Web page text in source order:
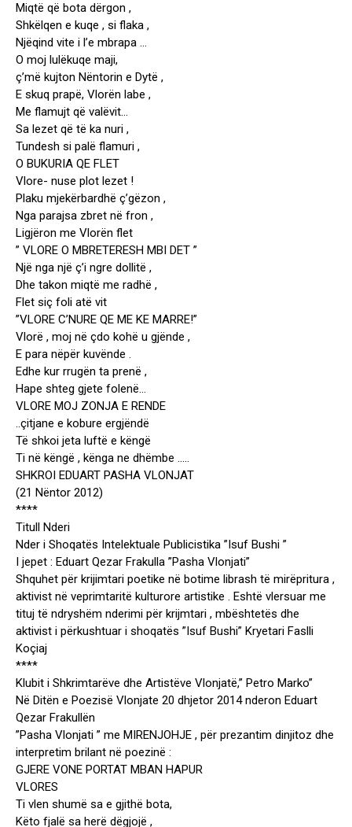
Miqtë që bota dërgon ,
Shkëlqen e kuqe , si flaka ,
Njëqind vite i l’e mbrapa …
O moj lulëkuqe maji,
ç’më kujton Nëntorin e Dytë ,
E skuq prapë, Vlorën labe ,
Me flamujt që valëvit…
Sa lezet që të ka nuri ,
Tundesh si palë flamuri ,
O BUKURIA QE FLET
Vlore- nuse plot lezet !
Plaku mjekërbardhë ç’gëzon ,
Nga parajsa zbret në fron ,
Ligjëron me Vlorën flet
” VLORE O MBRETERESH MBI DET ”
Një nga një ç’i ngre dollitë ,
Dhe takon miqtë me radhë ,
Flet siç foli atë vit
”VLORE C’NURE QE ME KE MARRE!”
Vlorë , moj në çdo kohë u gjënde ,
E para nëpër kuvënde .
Edhe kur rrugën ta prenë ,
Hape shteg gjete folenë…
VLORE MOJ ZONJA E RENDE
..çitjane e kobure ergjëndë
Të shkoi jeta luftë e këngë
Ti në këngë , kënga ne dhëmbe …..
SHKROI EDUART PASHA VLONJAT
(21 Nëntor 2012)
****
Titull Nderi
Nder i Shoqatës Intelektuale Publicistika ”Isuf Bushi ”
I jepet : Eduart Qezar Frakulla ”Pasha Vlonjati”
Shquhet për krijimtari poetike në botime librash të mirëpritura ,
aktivist në veprimtaritë kulturore artistike . Eshtë vlersuar me
tituj të ndryshëm nderimi për krijmtari , mbështetës dhe
aktivist i përkushtuar i shoqatës ”Isuf Bushi” Kryetari Faslli
Koçiaj
****
Klubit i Shkrimtarëve dhe Artistëve Vlonjatë,” Petro Marko”
Në Ditën e Poezisë Vlonjate 20 dhjetor 2014 nderon Eduart
Qezar Frakullën
”Pasha Vlonjati ” me MIRENJOHJE , për prezantim dinjitoz dhe
interpretim brilant në poezinë :
GJERE VONE PORTAT MBAN HAPUR
VLORES
Ti vlen shumë sa e gjithë bota,
Këto fjalë sa herë dëgjojë ,